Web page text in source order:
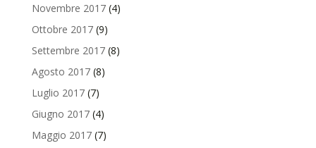
Novembre 2017(4)
Ottobre 2017(9)
Settembre 2017(8)
Agosto 2017(8)
Luglio 2017(7)
Giugno 2017(4)
Maggio 2017(7)